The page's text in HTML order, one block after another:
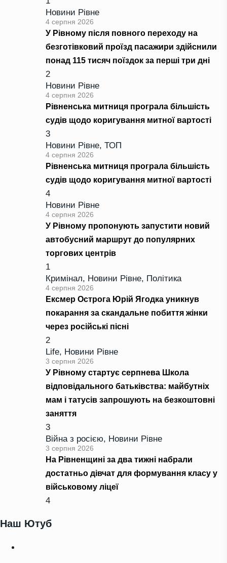
Новини Рівне
4 серпня 2026
У Рівному після повного переходу на
безготівковий проїзд пасажири здійснили
понад 115 тисяч поїздок за перші три дні
2
Новини Рівне
4 серпня 2026
Рівненська митниця програла більшість
судів щодо коригування митної вартості
3
Новини Рівне, ТОП
4 серпня 2026
Рівненська митниця програла більшість
судів щодо коригування митної вартості
4
Новини Рівне
4 серпня 2026
У Рівному пропонують запустити новий
автобусний маршрут до популярних
торгових центрів
1
Кримінал, Новини Рівне, Політика
4 серпня 2026
Ексмер Острога Юрій Ягодка уникнув
покарання за скандальне побиття жінки
через російські пісні
2
Life, Новини Рівне
3 серпня 2026
У Рівному стартує серпнева Школа
відповідального батьківства: майбутніх
мам і татусів запрошують на безкоштовні
заняття
3
Війна з росією, Новини Рівне
3 серпня 2026
На Рівненщині за два тижні набрали
достатньо дівчат для формування класу у
військовому ліцеї
4
Наш Ютуб